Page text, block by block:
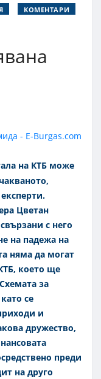
КОМЕНТАРИ
на КТБ може
Цветан
с него
на падежа на
няма да могат
което ще
за
се
и
дружество,
преди
на друго